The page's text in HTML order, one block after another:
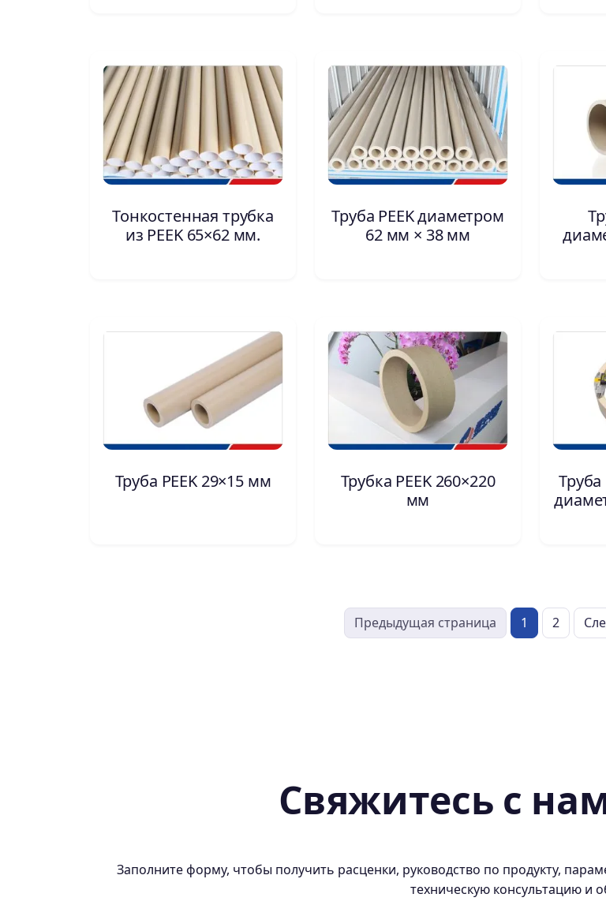
Тонкостенная трубка
из PEEK 65×62 мм.
Труба PEEK диаметром
62 мм × 38 мм
Труба PEEK 29×15 мм
Трубка PEEK 260×220
мм
Предыдущая страница 1 2
Свяжитесь с
Заполните форму, чтобы получить расценки, руководство по продукту,
техническую консультацию и